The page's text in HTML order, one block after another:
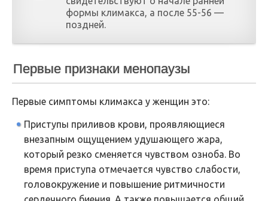
формы климакса, а после 55-56 —
поздней.
Первые признаки менопаузы
Первые симптомы климакса у женщин это:
Приступы приливов крови, проявляющиеся
внезапным ощущением удушающего жара,
который резко сменяется чувством озноба. Во
время приступа отмечается чувство слабости,
головокружение и повышение ритмичности